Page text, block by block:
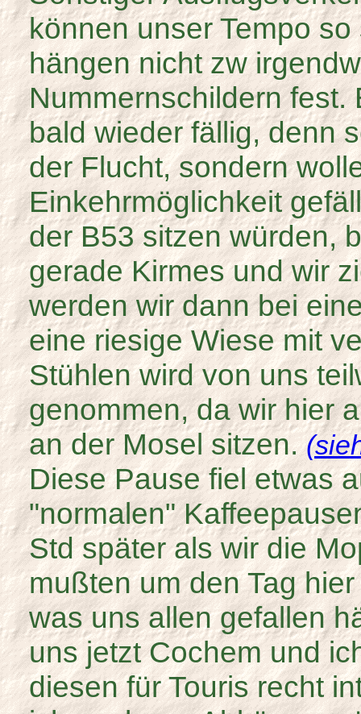
können unser Tempo
hängen nicht zw
Nummernschildern fest.
bald wieder fällig, denn
der Flucht, sondern
Einkehrmöglichkeit
der B53 sitzen würden,
gerade Kirmes und wir
werden wir dann bei
eine riesige Wiese mit
Stühlen wird von uns
genommen, da wir hier
an der Mosel sitzen.
Diese Pause fiel etwas
"normalen"
Std später als wir die
mußten um den Tag
was uns allen gefallen
uns jetzt Cochem und
diesen für Touris recht